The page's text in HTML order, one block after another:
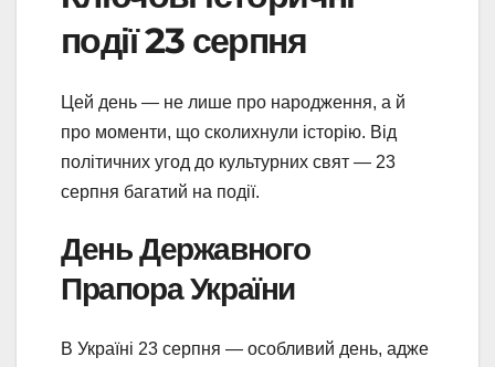
події 23 серпня
Цей день — не лише про народження, а й
про моменти, що сколихнули історію. Від
політичних угод до культурних свят — 23
серпня багатий на події.
День Державного
Прапора України
В Україні 23 серпня — особливий день, адже